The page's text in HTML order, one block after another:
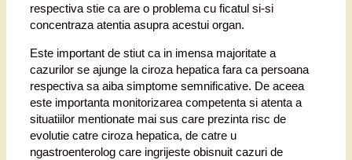
respectiva stie ca are o problema cu ficatul si-si
concentraza atentia asupra acestui organ.
Este important de stiut ca in imensa majoritate a
cazurilor se ajunge la ciroza hepatica fara ca persoana
respectiva sa aiba simptome semnificative. De aceea
este importanta monitorizarea competenta si atenta a
situatiilor mentionate mai sus care prezinta risc de
evolutie catre ciroza hepatica, de catre u
ngastroenterolog care ingrijeste obisnuit cazuri de